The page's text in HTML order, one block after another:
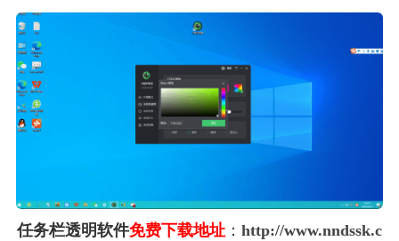
任务栏透明软件免费下载地址 ： http://www.nndssk.c